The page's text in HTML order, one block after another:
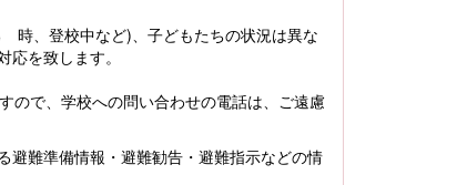
、登校中など)、子どもたちの状況は異な
を致します。
ので、学校への問い合わせの電話は、ご遠慮
難準備情報・避難勧告・避難指示などの情